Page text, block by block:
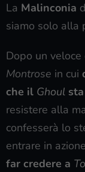
La Malinconia
siamo solo alla
Dopo un
Montrose in cui
che il Ghoul
resistere alla
confesserà lo
entrare in
far credere a